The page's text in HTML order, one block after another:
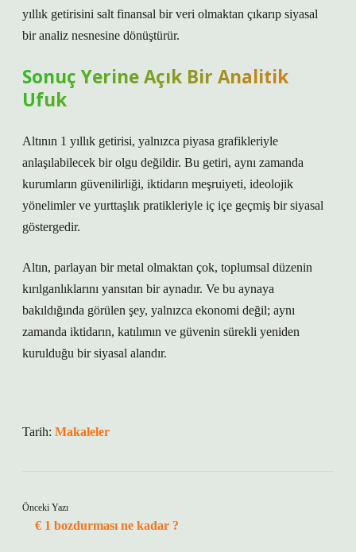
yıllık getirisini salt finansal bir veri olmaktan çıkarıp siyasal
bir analiz nesnesine dönüştürür.
Sonuç Yerine Açık Bir Analitik
Ufuk
Altının 1 yıllık getirisi, yalnızca piyasa grafikleriyle
anlaşılabilecek bir olgu değildir. Bu getiri, aynı zamanda
kurumların güvenilirliği, iktidarın meşruiyeti, ideolojik
yönelimler ve yurttaşlık pratikleriyle iç içe geçmiş bir siyasal
göstergedir.
Altın, parlayan bir metal olmaktan çok, toplumsal düzenin
kırılganlıklarını yansıtan bir aynadır. Ve bu aynaya
bakıldığında görülen şey, yalnızca ekonomi değil; aynı
zamanda iktidarın, katılımın ve güvenin sürekli yeniden
kurulduğu bir siyasal alandır.
Tarih: Makaleler
Önceki Yazı
€ 1 bozdurması ne kadar ?